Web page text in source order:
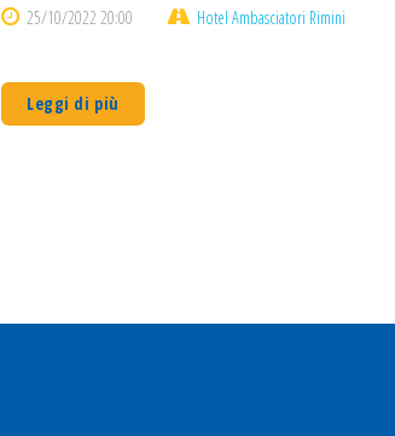
25/10/2022 20:00 Hotel Ambasciatori Rimini
Leggi di più